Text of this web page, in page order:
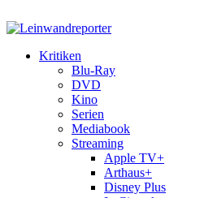
Kritiken
Blu-Ray
DVD
Kino
Serien
Mediabook
Streaming
Apple TV+
Arthaus+
Disney Plus